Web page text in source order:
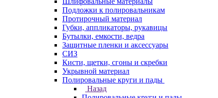
Подложки к полировальникам
Протирочный материал
Губки, аппликаторы, рукавицы
Бутылки, емкости, ведра
Защитные пленки и аксессуары
СИЗ
Кисти, щетки, сгоны и скребки
Укрывной материал
Полировальные круги и пады
Назад